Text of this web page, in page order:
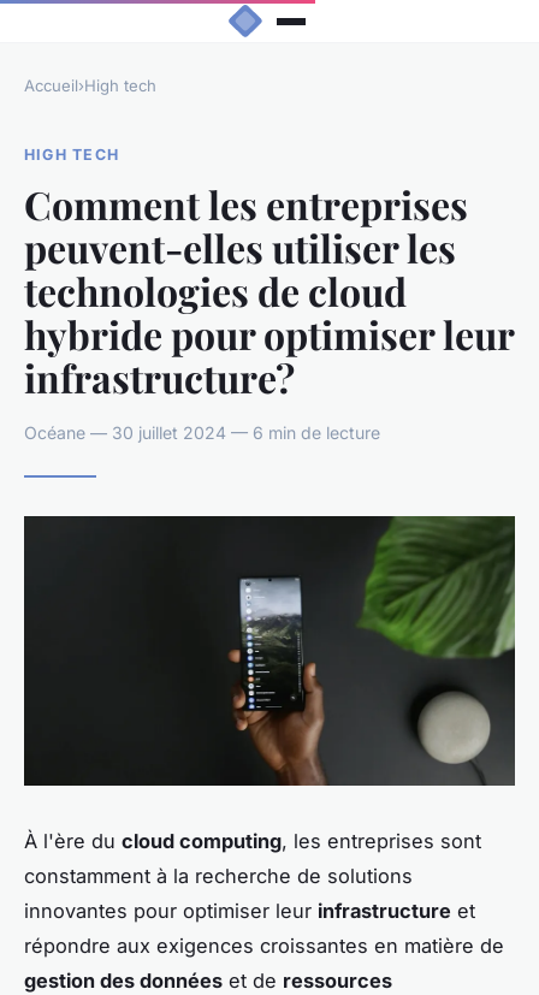
Accueil›High tech
HIGH TECH
Comment les entreprises
peuvent-elles utiliser les
technologies de cloud
hybride pour optimiser leur
infrastructure?
Océane — 30 juillet 2024 — 6 min de lecture
À l'ère du cloud computing, les entreprises sont
constamment à la recherche de solutions
innovantes pour optimiser leur infrastructure et
répondre aux exigences croissantes en matière de
gestion des données et de ressources